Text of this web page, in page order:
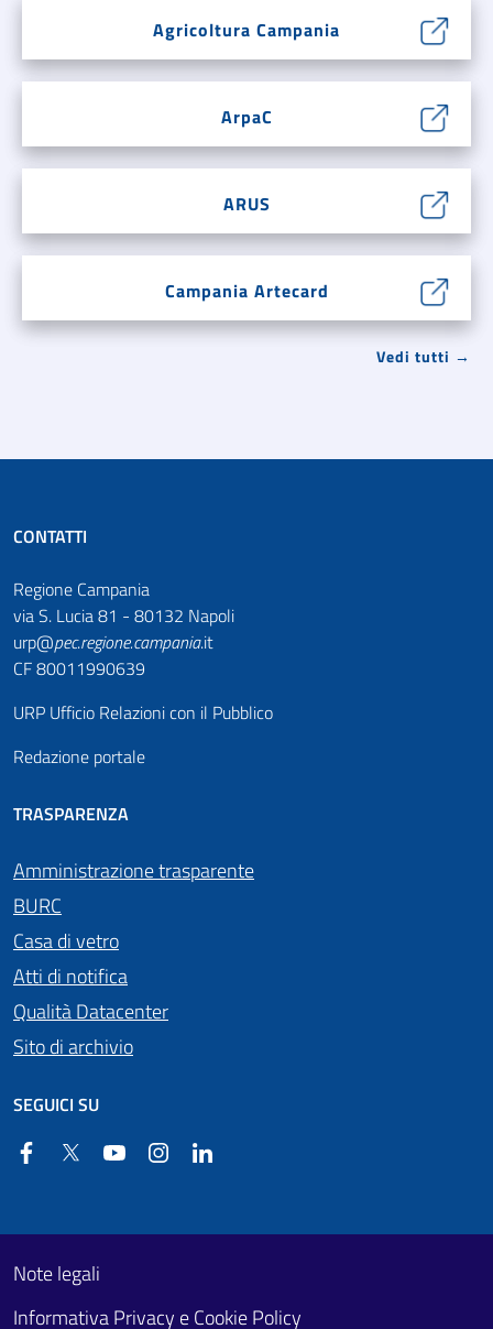
Agricoltura Campania
ArpaC
ARUS
Campania Artecard
Vedi tutti →
CONTATTI
Regione Campania
via S. Lucia 81 - 80132 Napoli
urp@pec.regione.campania.it
CF 80011990639
URP Ufficio Relazioni con il Pubblico
Redazione portale
TRASPARENZA
Amministrazione trasparente
BURC
Casa di vetro
Atti di notifica
Qualità Datacenter
Sito di archivio
SEGUICI SU
FacebookTwitter YouTube Instagram
Footer First
Useful links section
Note legali
Informativa Privacy e Cookie Policy